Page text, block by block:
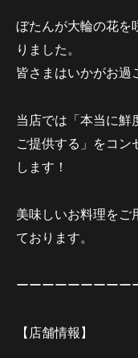
ぼたんが大輪の花を
りました。
皆さまはいかがお過
当店では「本当に鮮
ご提供する」をコン
します！
美味しいお料理をご
ております。
ーーーーーーーーー
【店舗情報】